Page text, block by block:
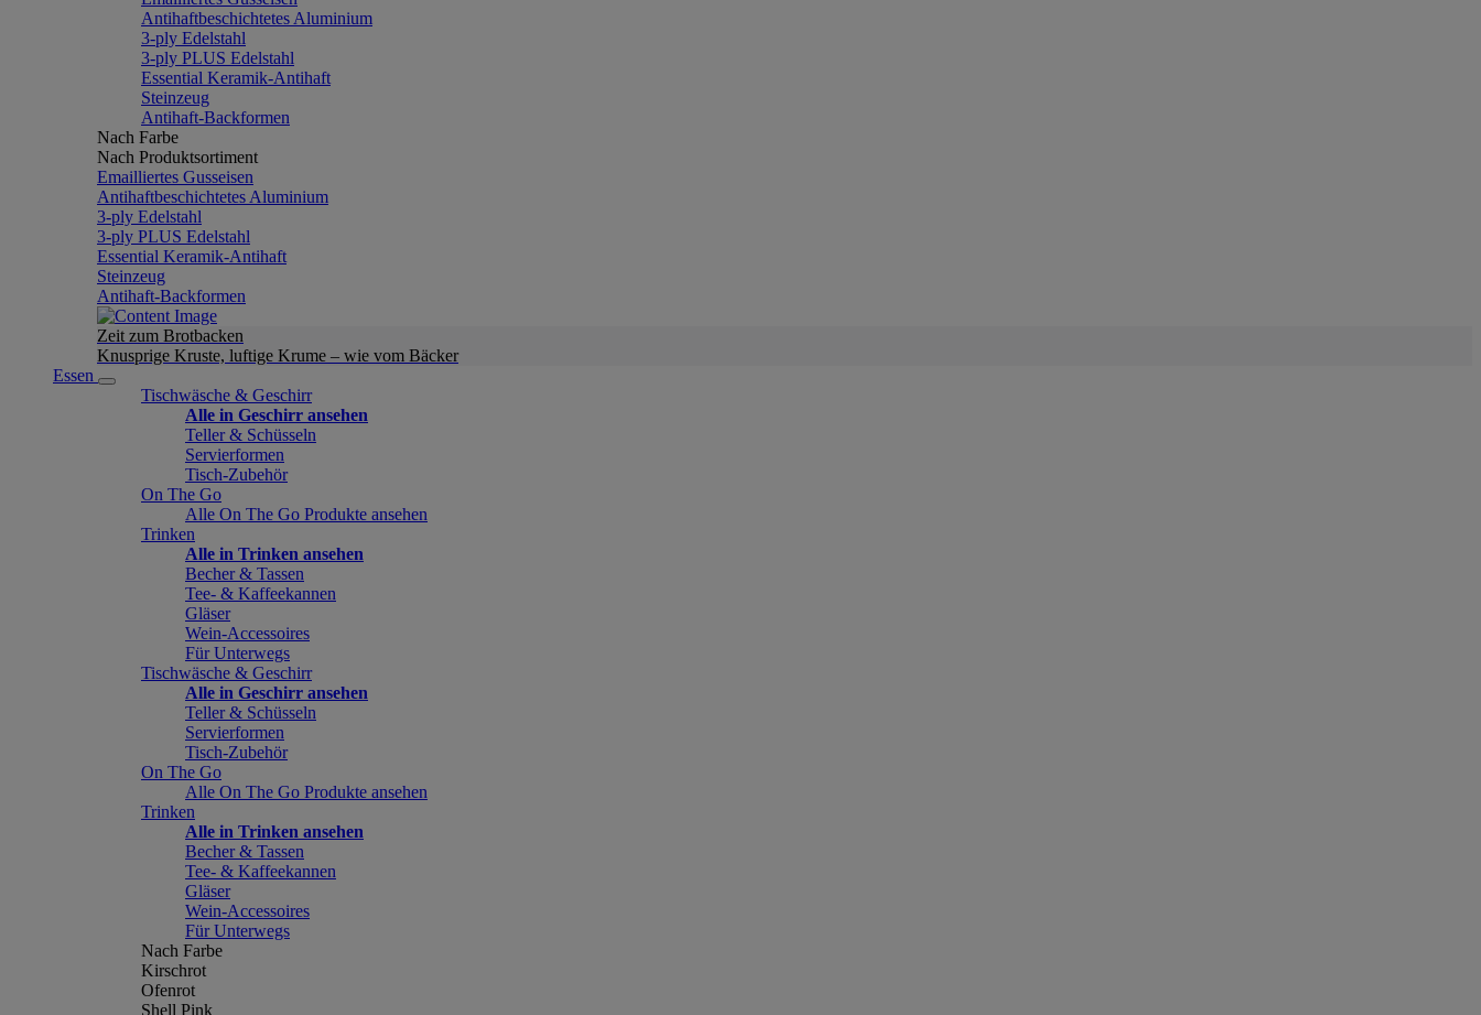
Antihaftbeschichtetes Aluminium
3-ply Edelstahl
3-ply PLUS Edelstahl
Essential Keramik-Antihaft
Steinzeug
Antihaft-Backformen
Nach Farbe
Nach Produktsortiment
Emailliertes Gusseisen
Antihaftbeschichtetes Aluminium
3-ply Edelstahl
3-ply PLUS Edelstahl
Essential Keramik-Antihaft
Steinzeug
Antihaft-Backformen
Zeit zum Brotbacken
Knusprige Kruste, luftige Krume – wie vom Bäcker
Essen
Tischwäsche & Geschirr
Alle in Geschirr ansehen
Teller & Schüsseln
Servierformen
Tisch-Zubehör
On The Go
Alle On The Go Produkte ansehen
Trinken
Alle in Trinken ansehen
Becher & Tassen
Tee- & Kaffeekannen
Gläser
Wein-Accessoires
Für Unterwegs
Tischwäsche & Geschirr
Alle in Geschirr ansehen
Teller & Schüsseln
Servierformen
Tisch-Zubehör
On The Go
Alle On The Go Produkte ansehen
Trinken
Alle in Trinken ansehen
Becher & Tassen
Tee- & Kaffeekannen
Gläser
Wein-Accessoires
Für Unterwegs
Nach Farbe
Kirschrot
Ofenrot
Shell Pink